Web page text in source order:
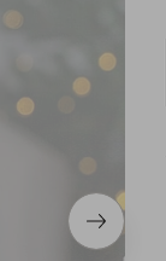
Nächstes
Produkt